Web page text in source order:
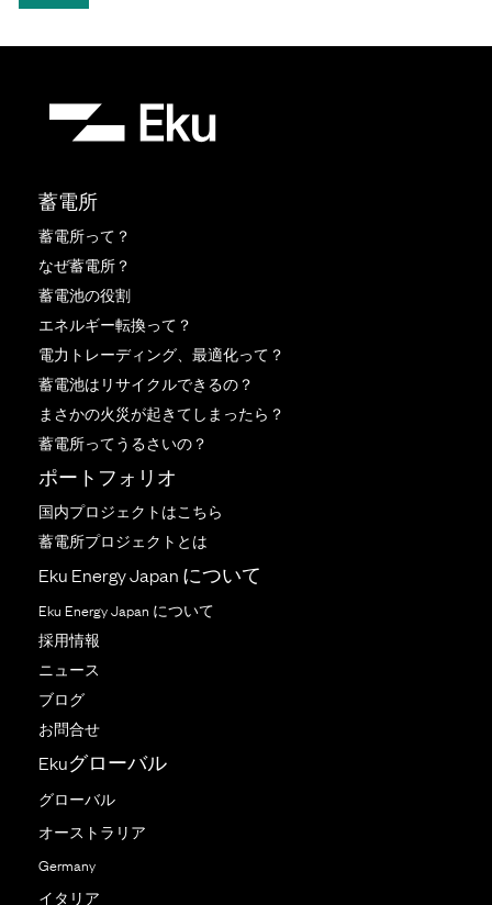
蓄電所
蓄電所って？
なぜ蓄電所？
蓄電池の役割
エネルギー転換って？
電力トレーディング、最適化って？
蓄電池はリサイクルできるの？
まさかの火災が起きてしまったら？
蓄電所ってうるさいの？
ポートフォリオ
国内プロジェクトはこちら
蓄電所プロジェクトとは
Eku Energy Japan について
Eku Energy Japan について
採用情報
ニュース
ブログ
お問合せ
Ekuグローバル
グローバル
オーストラリア
Germany
イタリア